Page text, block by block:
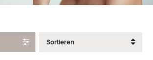
Sortieren